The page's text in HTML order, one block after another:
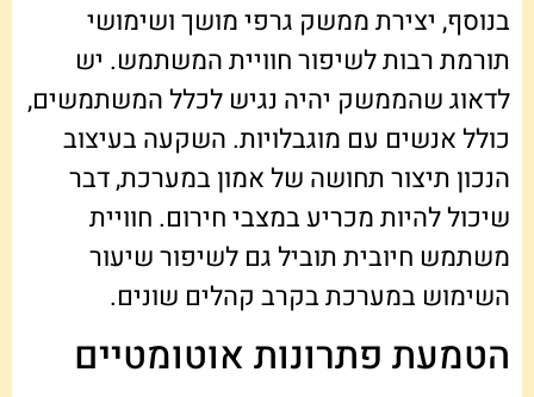
בנוסף, יצירת ממשק גרפי מושך ושימושי
תורמת רבות לשיפור חוויית המשתמש. יש
לדאוג שהממשק יהיה נגיש לכלל המשתמשים,
כולל אנשים עם מוגבלויות. השקעה בעיצוב
הנכון תיצור תחושה של אמון במערכת, דבר
שיכול להיות מכריע במצבי חירום. חוויית
משתמש חיובית תוביל גם לשיפור שיעור
השימוש במערכת בקרב קהלים שונים.
הטמעת פתרונות אוטומטיים